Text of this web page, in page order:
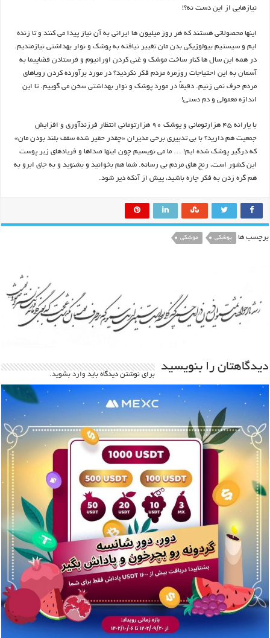
نیازهایی از این دست نه؟!
اینها محصولاتی هستند که هر روز میلیون ها ایرانی به آن نیاز پیدا می کنند و تا زنده
ایم و سیستیم بیولوژیکی بدن مان تغییر نیافته به پوشک و نوار بهداشتی نیازمندیم.
در همه این سال ها کنار ساخت موشک و غنی کردن اورانیوم و فرستادن فضاپیما به
آسمان به این احتیاجات روزمره مردم فکر نکردید؟ در مورد برآورده کردن رویاهای
مردم حرف نمی زنیم. دقیقاً در مورد پوشک و نوار بهداشتی سخن می گوییم. تا این
اندازه معمولی و دم دستی!
با یارانه ۴۵ هزارتومانی و پوشک ۹۰ هزارتومانی انتظار فرزندآوری و افزایش
جمعیت هم دارید؟ با بی تدبیری برخی مدیران «چقدر حقیر شده سقف بلند بودن مان»
که درگیر پوشک شده ایم! … ما می نویسیم چون اینها صداها و فریادهای زیر پوست
این کشور است، رنج های مردم بی رسانه. شما هم بخوانید و بشنوید و به جای ابرو به
هم گره زدن به فکر چاره باشید، پیش از آنکه دیر شود.
برچسب ها پوشکی موشکی
دیدگاهتان را بنویسید
برای نوشتن دیدگاه باید وارد بشوید.